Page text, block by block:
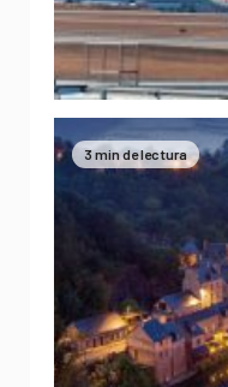
3 min de lectura